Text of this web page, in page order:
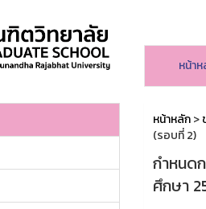
หน้า
หน้าหลัก>
(รอบที่ 2)
กำหนด
ศึกษา